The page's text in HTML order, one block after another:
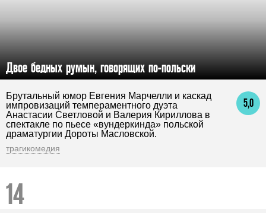
Двое бедных румын, говорящих по-польски
5,0
Брутальный юмор Евгения Марчелли и каскад
импровизаций темпераментного дуэта
Анастасии Светловой и Валерия Кириллова в
спектакле по пьесе «вундеркинда» польской
драматургии Дороты Масловской.
трагикомедия